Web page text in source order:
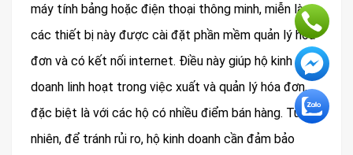
máy tính bảng hoặc điện thoại thông minh, miễn là
các thiết bị này được cài đặt phần mềm quản lý hóa
đơn và có kết nối internet. Điều này giúp hộ kinh
doanh linh hoạt trong việc xuất và quản lý hóa đơn,
đặc biệt là với các hộ có nhiều điểm bán hàng. Tuy
nhiên, để tránh rủi ro, hộ kinh doanh cần đảm bảo